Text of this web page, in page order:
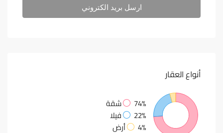
ارسل بريد الكتروني
أنواعالعقار
74%
شقة
22%
فيلا
4%
أرض